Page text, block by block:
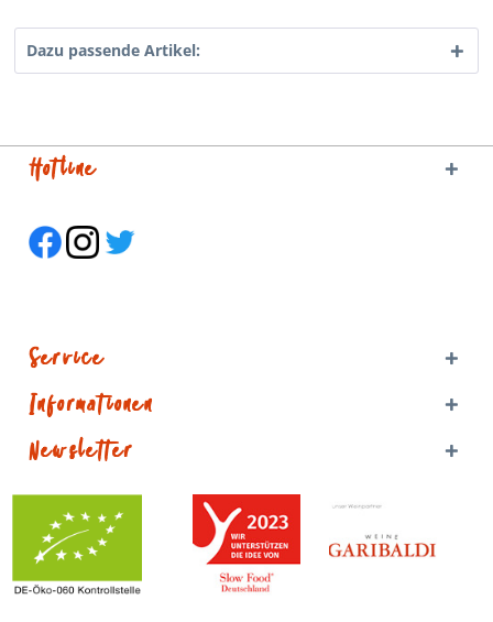
Dazu passende Artikel:
Hotline
Service
Informationen
Newsletter